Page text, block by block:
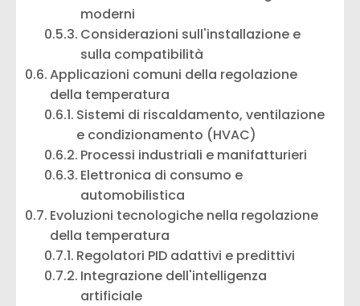
moderni
Considerazioni sull'installazione e
sulla compatibilità
Applicazioni comuni della regolazione
della temperatura
Sistemi di riscaldamento, ventilazione
e condizionamento (HVAC)
Processi industriali e manifatturieri
Elettronica di consumo e
automobilistica
Evoluzioni tecnologiche nella regolazione
della temperatura
Regolatori PID adattivi e predittivi
Integrazione dell'intelligenza
artificiale